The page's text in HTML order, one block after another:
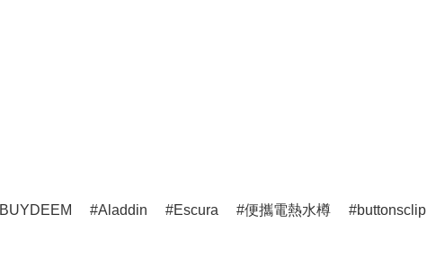
BUYDEEM Aladdin Escura 便攜電熱水樽 buttonsclip